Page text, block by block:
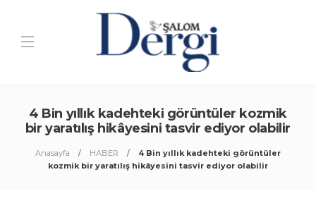
4 Bin yıllık kadehteki görüntüler kozmik
bir yaratılış hikâyesini tasvir ediyor olabilir
Anasayfa HABER
4 Bin yıllık kadehteki görüntüler
kozmik bir yaratılış hikâyesini tasvir ediyor olabilir